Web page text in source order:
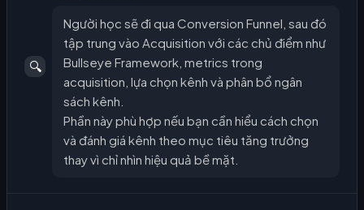
🔍
Người học sẽ đi qua Conversion Funnel, sau đó
tập trung vào Acquisition với các chủ điểm như
Bullseye Framework, metrics trong
acquisition, lựa chọn kênh và phân bổ ngân
sách kênh.
Phần này phù hợp nếu bạn cần hiểu cách chọn
và đánh giá kênh theo mục tiêu tăng trưởng
thay vì chỉ nhìn hiệu quả bề mặt.